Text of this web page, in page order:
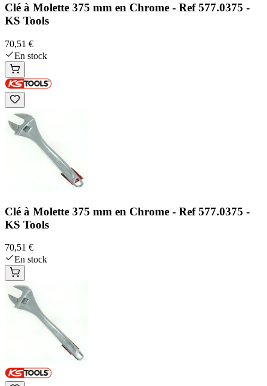
Clé à Molette 375 mm en Chrome - Ref 577.0375 -
KS Tools
70,51 €
En stock
Clé à Molette 375 mm en Chrome - Ref 577.0375 -
KS Tools
70,51 €
En stock